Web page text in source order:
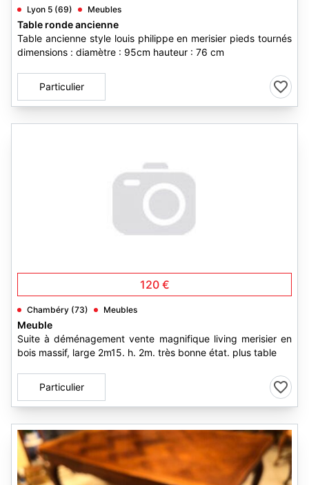
Lyon 5 (69) Meubles
Table ronde ancienne
Table ancienne style louis philippe en merisier pieds tournés
dimensions : diamètre : 95cm hauteur : 76 cm
Particulier
120 €
Chambéry (73) Meubles
Meuble
Suite à déménagement vente magnifique living merisier en
bois massif, large 2m15. h. 2m. très bonne état. plus table
Particulier